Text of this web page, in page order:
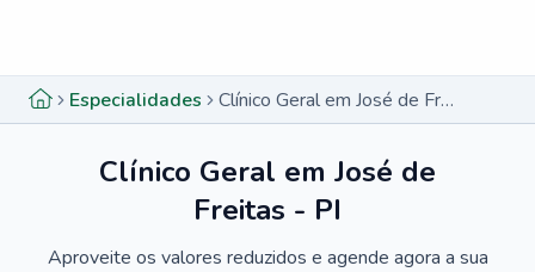
Especialidades Clínico Geral em José de Freitas - PI
Clínico Geral em José de
Freitas - PI
Aproveite os valores reduzidos e agende agora a sua